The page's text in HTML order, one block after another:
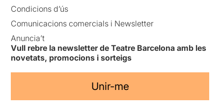
Condicions d’ús
Comunicacions comercials i Newsletter
Anuncia’t
Vull rebre la newsletter de Teatre Barcelona amb les
novetats, promocions i sorteigs
Unir-me